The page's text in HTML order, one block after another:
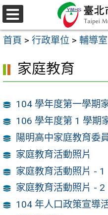
跳
至
主
內
容
選
單
首頁 > 行政單位 > 輔導室
家庭教育
104 學年度第一學期
106 學年度第 1 學期
陽明高中家庭教育委
家庭教育活動照片
家庭教育活動照片 - 1
家庭教育活動照片 - 2
104 年人口政策宣導